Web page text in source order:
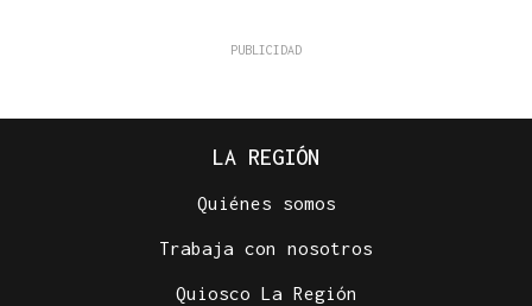
LA REGIÓN
Quiénes somos
Trabaja con nosotros
Quiosco La Región